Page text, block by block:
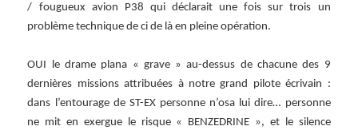
/ fougueux avion P38 qui déclarait une fois sur trois un
problème technique de ci de là en pleine opération.
OUI le drame plana « grave » au-dessus de chacune des 9
dernières missions attribuées à notre grand pilote écrivain :
dans l’entourage de ST-EX personne n’osa lui dire… personne
ne mit en exergue le risque « BENZEDRINE », et le silence